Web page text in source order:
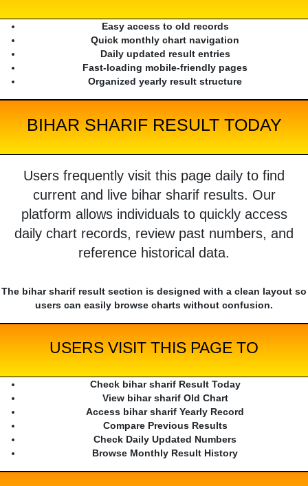
Easy access to old records
Quick monthly chart navigation
Daily updated result entries
Fast-loading mobile-friendly pages
Organized yearly result structure
BIHAR SHARIF RESULT TODAY
Users frequently visit this page daily to find
current and live bihar sharif results. Our
platform allows individuals to quickly access
daily chart records, review past numbers, and
reference historical data.
The bihar sharif result section is designed with a clean layout so
users can easily browse charts without confusion.
USERS VISIT THIS PAGE TO
Check bihar sharif Result Today
View bihar sharif Old Chart
Access bihar sharif Yearly Record
Compare Previous Results
Check Daily Updated Numbers
Browse Monthly Result History